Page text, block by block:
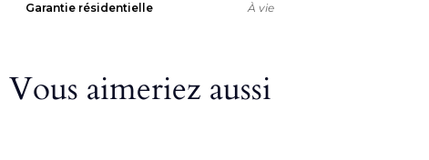
Garantie résidentielle À vie
Vous aimeriez aussi